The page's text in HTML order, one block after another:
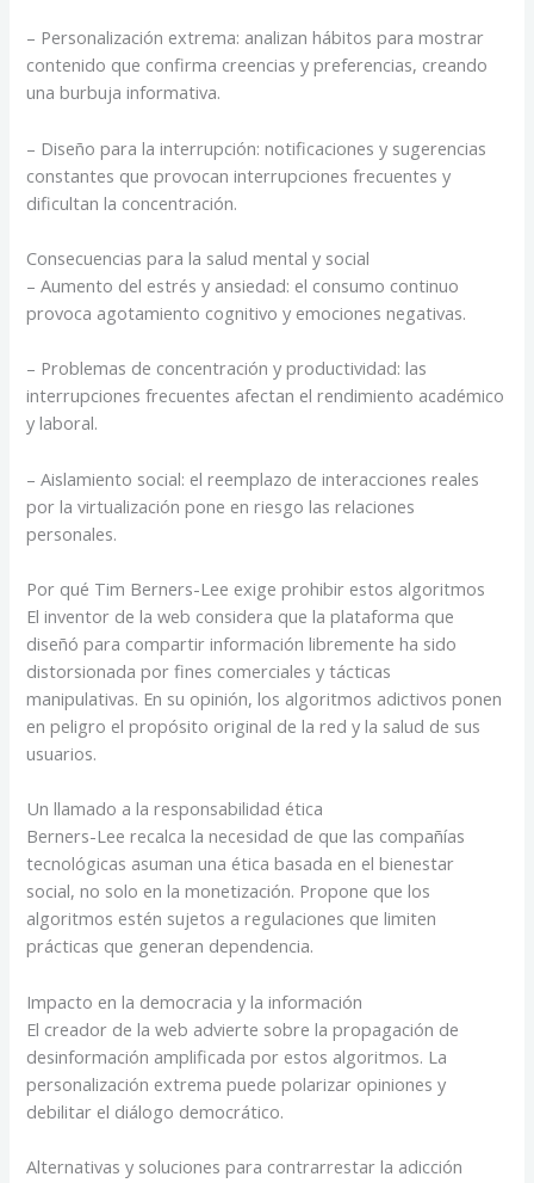
– Personalización extrema: analizan hábitos para mostrar
contenido que confirma creencias y preferencias, creando
una burbuja informativa.
– Diseño para la interrupción: notificaciones y sugerencias
constantes que provocan interrupciones frecuentes y
dificultan la concentración.
Consecuencias para la salud mental y social
– Aumento del estrés y ansiedad: el consumo continuo
provoca agotamiento cognitivo y emociones negativas.
– Problemas de concentración y productividad: las
interrupciones frecuentes afectan el rendimiento académico
y laboral.
– Aislamiento social: el reemplazo de interacciones reales
por la virtualización pone en riesgo las relaciones
personales.
Por qué Tim Berners-Lee exige prohibir estos algoritmos
El inventor de la web considera que la plataforma que
diseñó para compartir información libremente ha sido
distorsionada por fines comerciales y tácticas
manipulativas. En su opinión, los algoritmos adictivos ponen
en peligro el propósito original de la red y la salud de sus
usuarios.
Un llamado a la responsabilidad ética
Berners-Lee recalca la necesidad de que las compañías
tecnológicas asuman una ética basada en el bienestar
social, no solo en la monetización. Propone que los
algoritmos estén sujetos a regulaciones que limiten
prácticas que generan dependencia.
Impacto en la democracia y la información
El creador de la web advierte sobre la propagación de
desinformación amplificada por estos algoritmos. La
personalización extrema puede polarizar opiniones y
debilitar el diálogo democrático.
Alternativas y soluciones para contrarrestar la adicción